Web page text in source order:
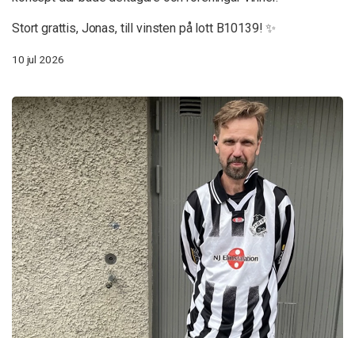
Stort grattis, Jonas, till vinsten på lott B10139! ✨
10 jul 2026